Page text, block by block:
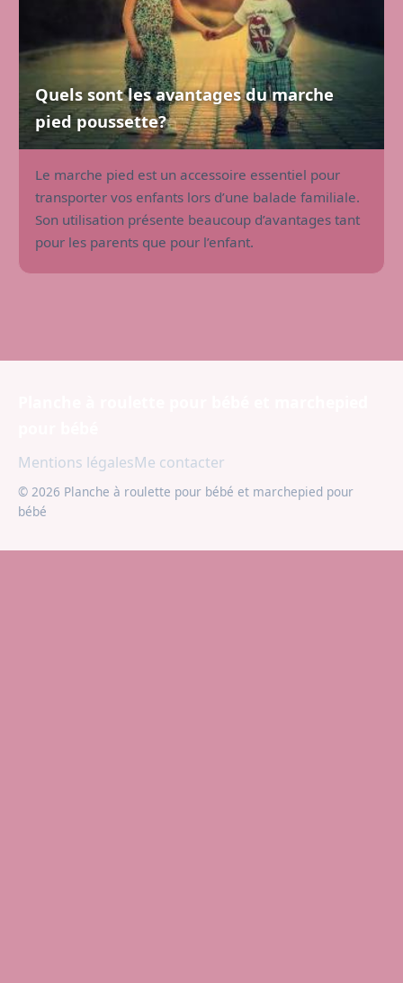
Quels sont les avantages du marche
pied poussette?
Le marche pied est un accessoire essentiel pour
transporter vos enfants lors d’une balade familiale.
Son utilisation présente beaucoup d’avantages tant
pour les parents que pour l’enfant.
Mentions légalesMe contacter
© 2026 Planche à roulette pour bébé et marchepied pour
bébé